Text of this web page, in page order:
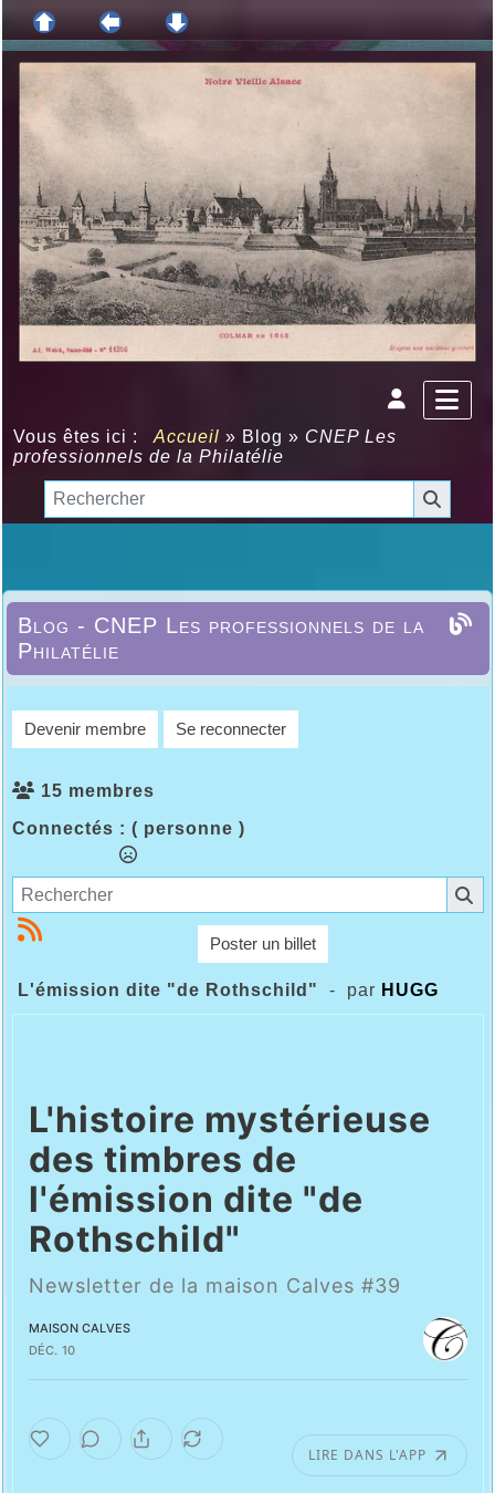
Vous êtes ici : Accueil » Blog » CNEP Les
professionnels de la Philatélie
Blog - CNEP Les professionnels de la
Philatélie
Devenir membre Se reconnecter
15 membres
Connectés : ( personne )
Poster un billet
L'émission dite "de Rothschild" - par HUGG
L'histoire mystérieuse
des timbres de
l'émission dite "de
Rothschild"
Newsletter de la maison Calves #39
MAISON CALVES
DÉC. 10
LIRE DANS L'APP